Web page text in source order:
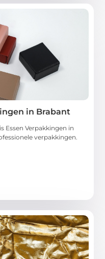
in Brabant
Essen Verpakkingen in
verpakkingen.